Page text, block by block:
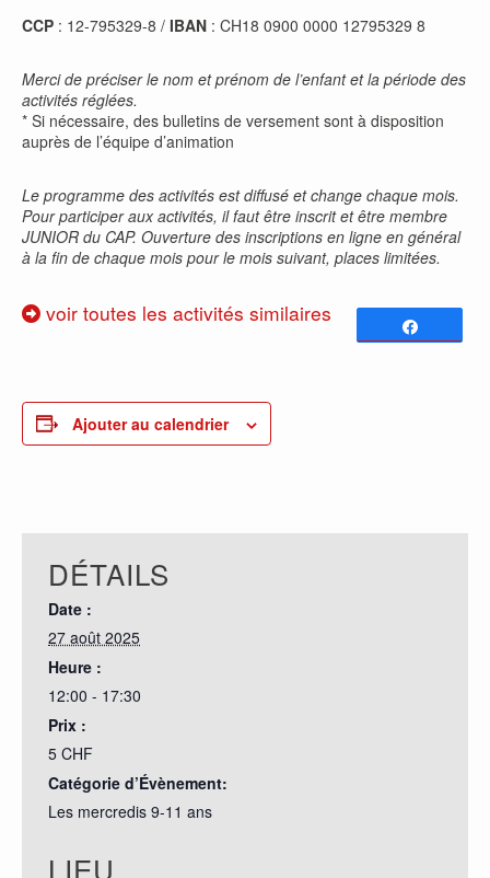
CCP : 12-795329-8 / IBAN : CH18 0900 0000 12795329 8
Merci de préciser le nom et prénom de l’enfant et la période des
activités réglées.
* Si nécessaire, des bulletins de versement sont à disposition
auprès de l’équipe d’animation
Le programme des activités est diffusé et change chaque mois.
Pour participer aux activités, il faut être inscrit et être membre
JUNIOR du CAP. Ouverture des inscriptions en ligne en général
à la fin de chaque mois pour le mois suivant, places limitées.
voir toutes les activités similaires
Ajouter au calendrier
DÉTAILS
Date :
27 août 2025
Heure :
12:00 - 17:30
Prix :
5 CHF
Catégorie d’Évènement:
Les mercredis 9-11 ans
LIEU